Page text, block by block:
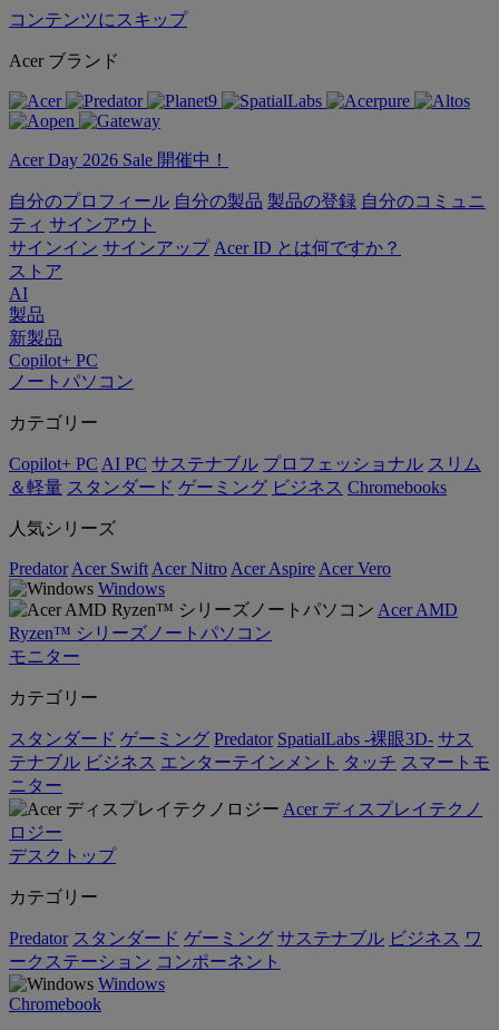
コンテンツにスキップ
Acer ブランド
Acer Day 2026 Sale 開催中！
自分のプロフィール 自分の製品 製品の登録 自分のコミュニ
ティ サインアウト
サインイン サインアップ Acer ID とは何ですか？
ストア
AI
製品
新製品
Copilot+ PC
ノートパソコン
カテゴリー
Copilot+ PC AI PC サステナブル プロフェッショナル スリム
＆軽量 スタンダード ゲーミング ビジネス Chromebooks
人気シリーズ
Predator Acer Swift Acer Nitro Acer Aspire Acer Vero
Windows
Acer AMD
Ryzen™ シリーズノートパソコン
モニター
カテゴリー
スタンダード ゲーミング Predator SpatialLabs -裸眼3D- サス
テナブル ビジネス エンターテインメント タッチ スマートモ
ニター
Acer ディスプレイテクノ
ロジー
デスクトップ
カテゴリー
Predator スタンダード ゲーミング サステナブル ビジネス ワ
ークステーション コンポーネント
Windows
Chromebook